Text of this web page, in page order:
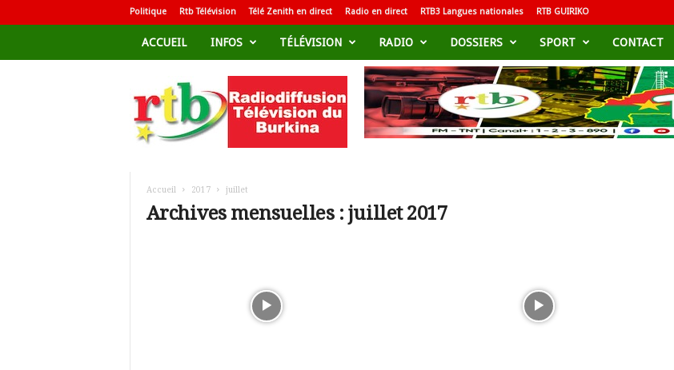
Politique Rtb Télévision Télé Zenith en direct Radio en direct RTB3 Langues nationales RTB GUIRIKO
ACCUEIL INFOS TÉLÉVISION RADIO DOSSIERS SPORT CONTACT
d
i
Accueil 2017 juillet
Archives mensuelles : juillet 2017